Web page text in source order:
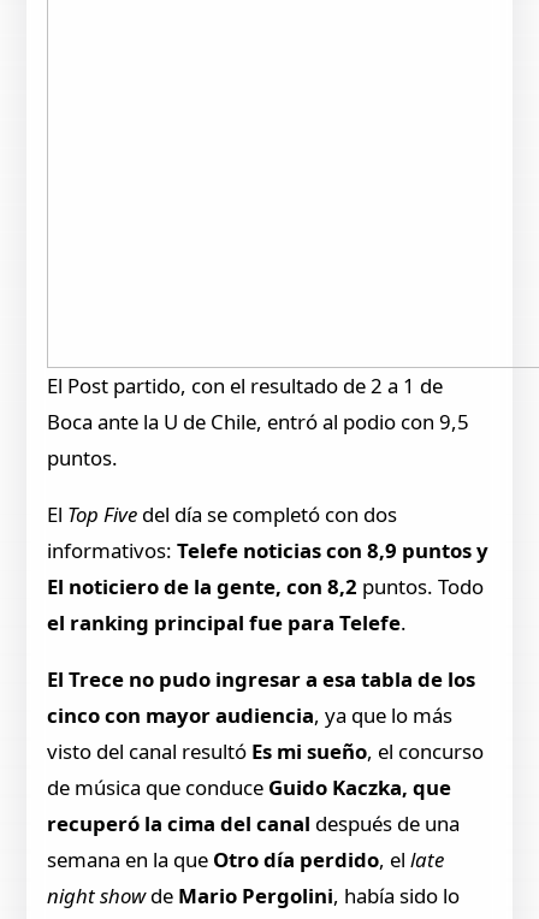
El Post partido, con el resultado de 2 a 1 de
Boca ante la U de Chile, entró al podio con 9,5
puntos.
El Top Five del día se completó con dos
informativos:Telefe noticias con 8,9 puntos y
El noticiero de la gente, con 8,2 puntos. Todo
el ranking principal fue para Telefe.
El Trece no pudo ingresar a esa tabla de los
cinco con mayor audiencia, ya que lo más
visto del canal resultó Es mi sueño, el concurso
de música que conduce Guido Kaczka, que
recuperó la cima del canal después de una
semana en la que Otro día perdido, ellate
night showde Mario Pergolini, había sido lo